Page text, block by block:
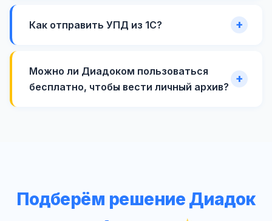
Как отправить УПД из 1С?
Можно ли Диадоком пользоваться
бесплатно, чтобы вести личный архив?
Подберём решение Диадок